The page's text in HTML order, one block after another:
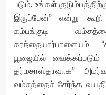
படும். உங்கள்
இருப்பேன்” என்று
கம்பங்குடி
கரந்தையார்பாளையம்
பூஜையில்
தர்மசாஸ்தாவாக”
வம்சத்தைச் சேர்ந்த